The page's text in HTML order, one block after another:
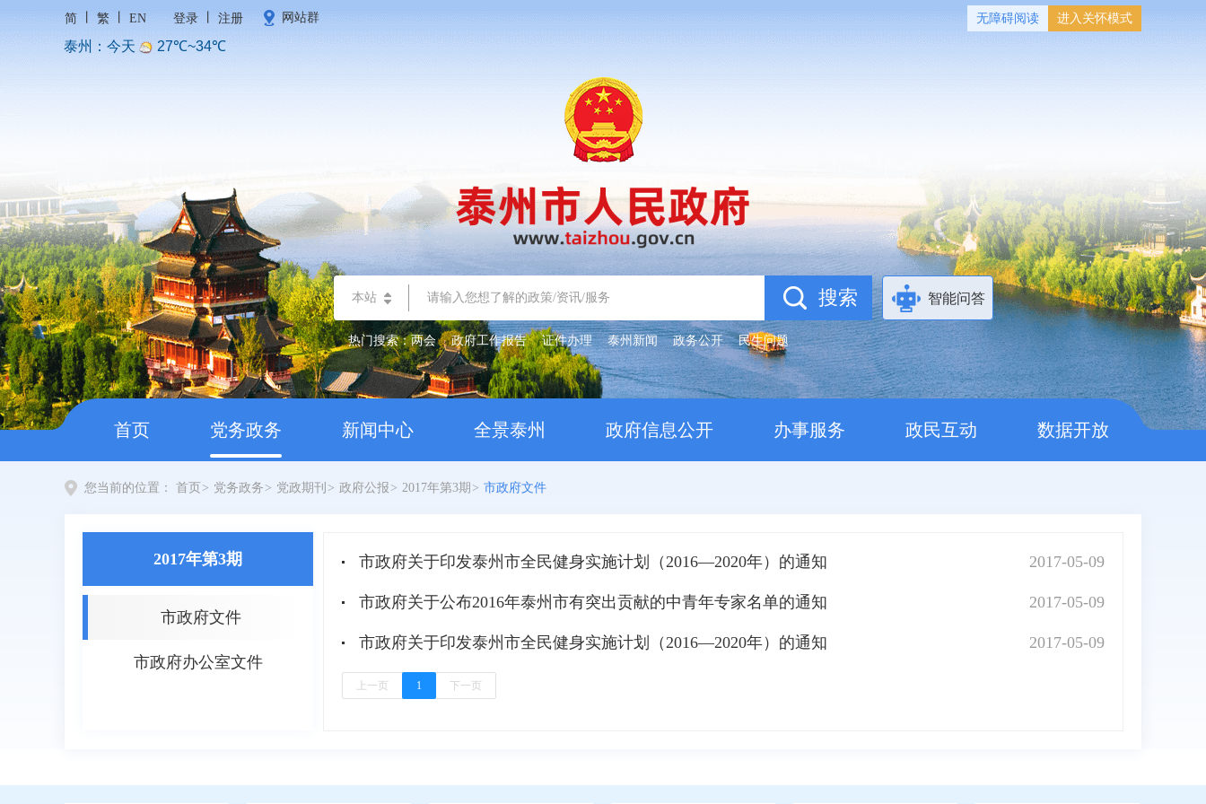
简 繁 EN 登录 注册 网站群 无障碍阅读 进入关怀模式
本站 智能问答
热门搜索：两会 政府工作报告 证件办理 泰州新闻 政务公开 民生问题
首页 党务政务 新闻中心 全景泰州 政府信息公开 办事服务 政民互动 数据开放
您当前的位置： 首页 > 党务政务 > 党政期刊 > 政府公报 > 2017年第3期 > 市政府文件
2017年第3期
市政府文件
市政府办公室文件
市政府关于印发泰州市全民健身实施计划（2016—2020年）的通知 2017-05-09
市政府关于公布2016年泰州市有突出贡献的中青年专家名单的通知 2017-05-09
市政府关于印发泰州市全民健身实施计划（2016—2020年）的通知 2017-05-09
上一页 1 下一页